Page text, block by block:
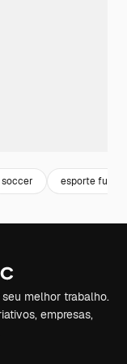
soccer esporte
melhor trabalho.
empresas,